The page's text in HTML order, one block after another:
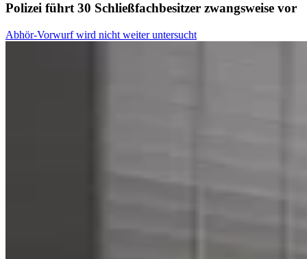
Polizei führt 30 Schließfachbesitzer zwangsweise vor
Abhör-Vorwurf wird nicht weiter untersucht